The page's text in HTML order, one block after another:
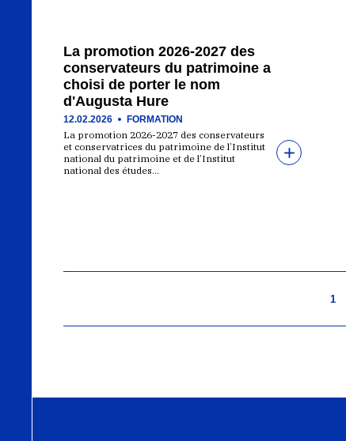
La promotion 2026-2027 des
conservateurs du patrimoine a
choisi de porter le nom
d'Augusta Hure
12.02.2026 FORMATION
La promotion 2026-2027 des conservateurs
et conservatrices du patrimoine de l’Institut
national du patrimoine et de l’Institut
national des études…
1